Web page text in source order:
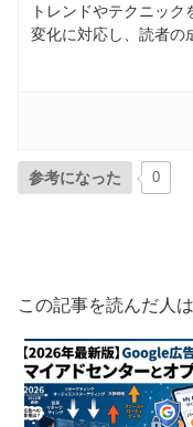
トレンドやテクニッ
変化に対応し、読者の
参考になった 0
この記事を読んだ人